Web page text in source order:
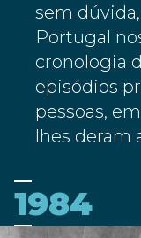
sem
Portugal
cronologia
episódios
pessoas,
lhes deram
1984